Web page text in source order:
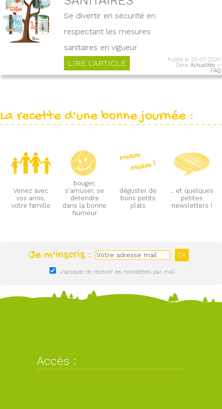
Se divertir en sécurité en
respectant les mesures
sanitaires en vigueur
LIRE L'ARTICLE
Publié le 25-07-2020
Dans Actualités >
FAQ
La recette d'une bonne journée :
Venez avec
vos amis,
votre famille
bouger,
s'amuser, se
détendre
dans la bonne
humeur
déguster de
bons petits
plats
... et quelques
petites
newsletters !
Je m'inscris :
J'accepte de recevoir les newsletters par mail
Accès :